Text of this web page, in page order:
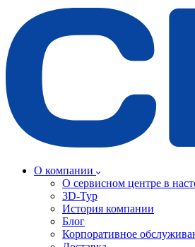
О компании
О сервисном центре в
3D-Тур
История компании
Блог
Корпоративное